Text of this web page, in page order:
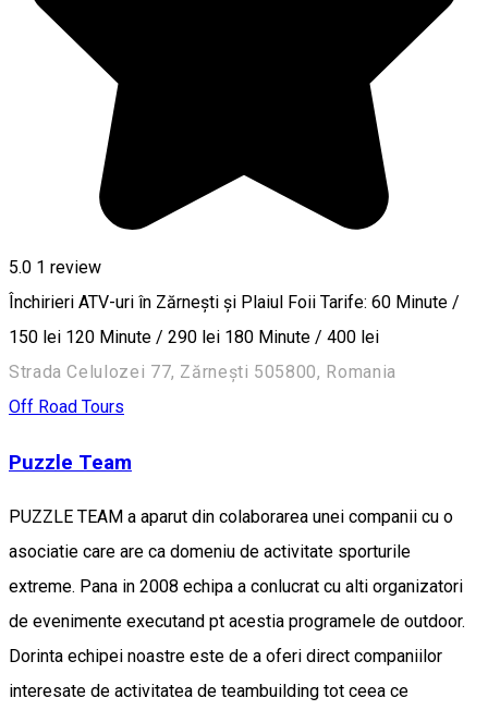
5.0 1 review
Închirieri ATV-uri în Zărnești și Plaiul Foii Tarife: 60 Minute /
150 lei 120 Minute / 290 lei 180 Minute / 400 lei
Strada Celulozei 77, Zărnești 505800, Romania
Off Road Tours
Puzzle Team
PUZZLE TEAM a aparut din colaborarea unei companii cu o
asociatie care are ca domeniu de activitate sporturile
extreme. Pana in 2008 echipa a conlucrat cu alti organizatori
de evenimente executand pt acestia programele de outdoor.
Dorinta echipei noastre este de a oferi direct companiilor
interesate de activitatea de teambuilding tot ceea ce